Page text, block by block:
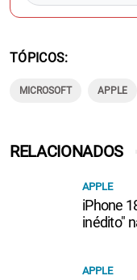
TÓPICOS
MICROSOFT APPLE
RELACIONADOS
APPLE
iPhone
inédito"
APPLE